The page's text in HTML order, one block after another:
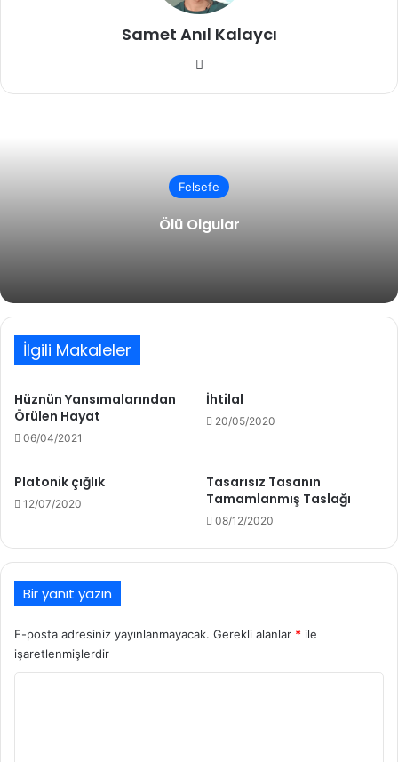
Samet Anıl Kalaycı
Felsefe
Ölü Olgular
İlgili Makaleler
Hüznün Yansımalarından
Örülen Hayat
06/04/2021
İhtilal
20/05/2020
Platonik çığlık
12/07/2020
Tasarısız Tasanın
Tamamlanmış Taslağı
08/12/2020
Bir yanıt yazın
E-posta adresiniz yayınlanmayacak. Gerekli alanlar * ile
işaretlenmişlerdir